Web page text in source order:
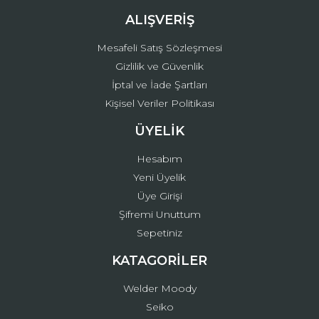
ALIŞVERİŞ
Mesafeli Satış Sözleşmesi
Gizlilik ve Güvenlik
İptal ve İade Şartları
Kişisel Veriler Politikası
ÜYELİK
Hesabım
Yeni Üyelik
Üye Girişi
Şifremi Unuttum
Sepetiniz
KATAGORİLER
Welder Moody
Seiko